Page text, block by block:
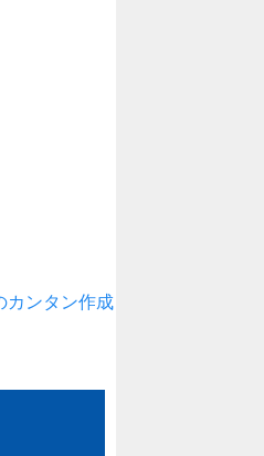
カンタン作成